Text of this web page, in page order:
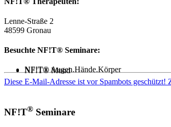
Lenne-Straße 2
48599 Gronau
Besuchte NF!T® Seminare:
NF!T® Mund
NF!T® Augen.Hände.Körper
Diese E-Mail-Adresse ist vor Spambots geschützt!
NF!T® Seminare